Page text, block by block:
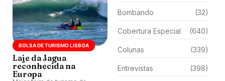
BOLSA DE TURISMO LISBOA
Laje da Jagua
reconhecida na
Europa
Bombando (32)
Cobertura Especial (640)
Colunas (339)
Entrevistas (398)